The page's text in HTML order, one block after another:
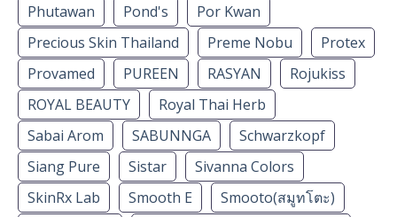
Phutawan
Pond's
Por Kwan
Precious Skin Thailand
Preme Nobu
Protex
Provamed
PUREEN RASYAN
Rojukiss
ROYAL BEAUTY
Royal Thai Herb
Sabai Arom
SABUNNGA
Schwarzkopf
Siang Pure
Sistar
Sivanna Colors
SkinRx Lab
Smooth E
Smooto(สมูทโตะ)